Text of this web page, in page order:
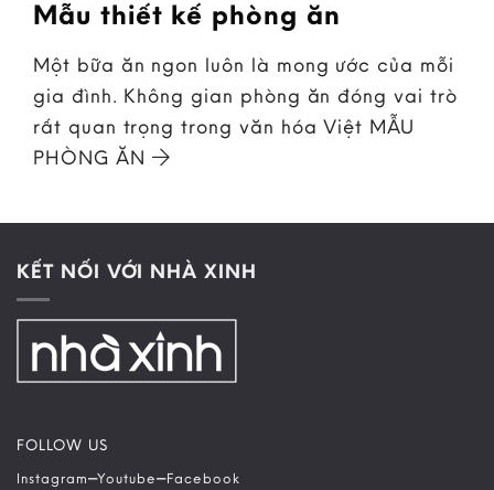
Mẫu thiết kế phòng ăn
Một bữa ăn ngon luôn là mong ước của mỗi
gia đình. Không gian phòng ăn đóng vai trò
rất quan trọng trong văn hóa Việt MẪU
PHÒNG ĂN
KẾT NỐI VỚI NHÀ XINH
FOLLOW US
Instagram–Youtube–Facebook